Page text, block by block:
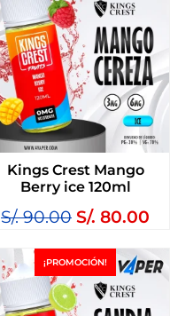
Kings Crest Mango
Berry ice 120ml
S/.90.00 S/. 80.00
¡PROMOCIÓN!